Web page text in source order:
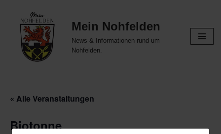
Zum
Inhalt
springen
Mein Nohfelden
News & Informationen rund um
Nohfelden.
« Alle Veranstaltungen
Biotonne